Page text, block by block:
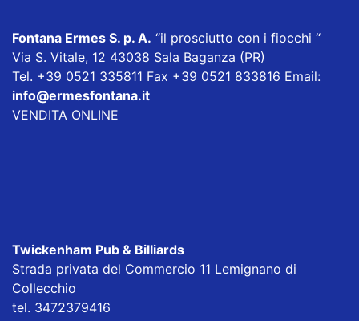
Fontana Ermes S. p. A. “il prosciutto con i fiocchi “
Via S. Vitale, 12 43038 Sala Baganza (PR)
Tel. +39 0521 335811 Fax +39 0521 833816 Email:
info@ermesfontana.it
VENDITA ONLINE
Twickenham Pub & Billiards
Strada privata del Commercio 11 Lemignano di
Collecchio
tel. 3472379416